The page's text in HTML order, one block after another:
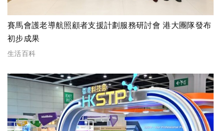
賽馬會護老導航照顧者支援計劃服務研討會 港大團隊發布
初步成果
生活百科